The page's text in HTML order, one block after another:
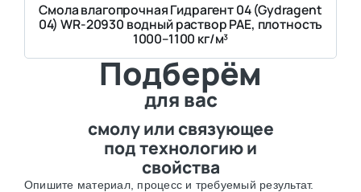
Смола влагопрочная Гидрагент 04 (Gydragent
04) WR-20930 водный раствор PAE, плотность
1000–1100 кг/м³
Подберём
для вас
смолу или связующее
под технологию и
свойства
Опишите материал, процесс и требуемый результат.